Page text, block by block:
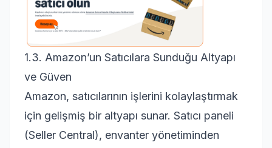
1.3. Amazon’un Satıcılara Sunduğu Altyapı
ve Güven
Amazon, satıcılarının işlerini kolaylaştırmak
için gelişmiş bir altyapı sunar. Satıcı paneli
(Seller Central), envanter yönetiminden